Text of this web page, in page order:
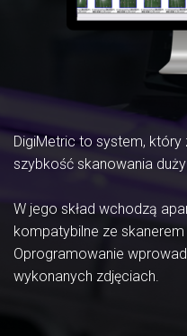
DigiMetric to system, który
szybkość skanowania
W jego skład wchodzą
kompatybilne ze skanerem
Oprogramowanie
wykonanych zdjęciach.